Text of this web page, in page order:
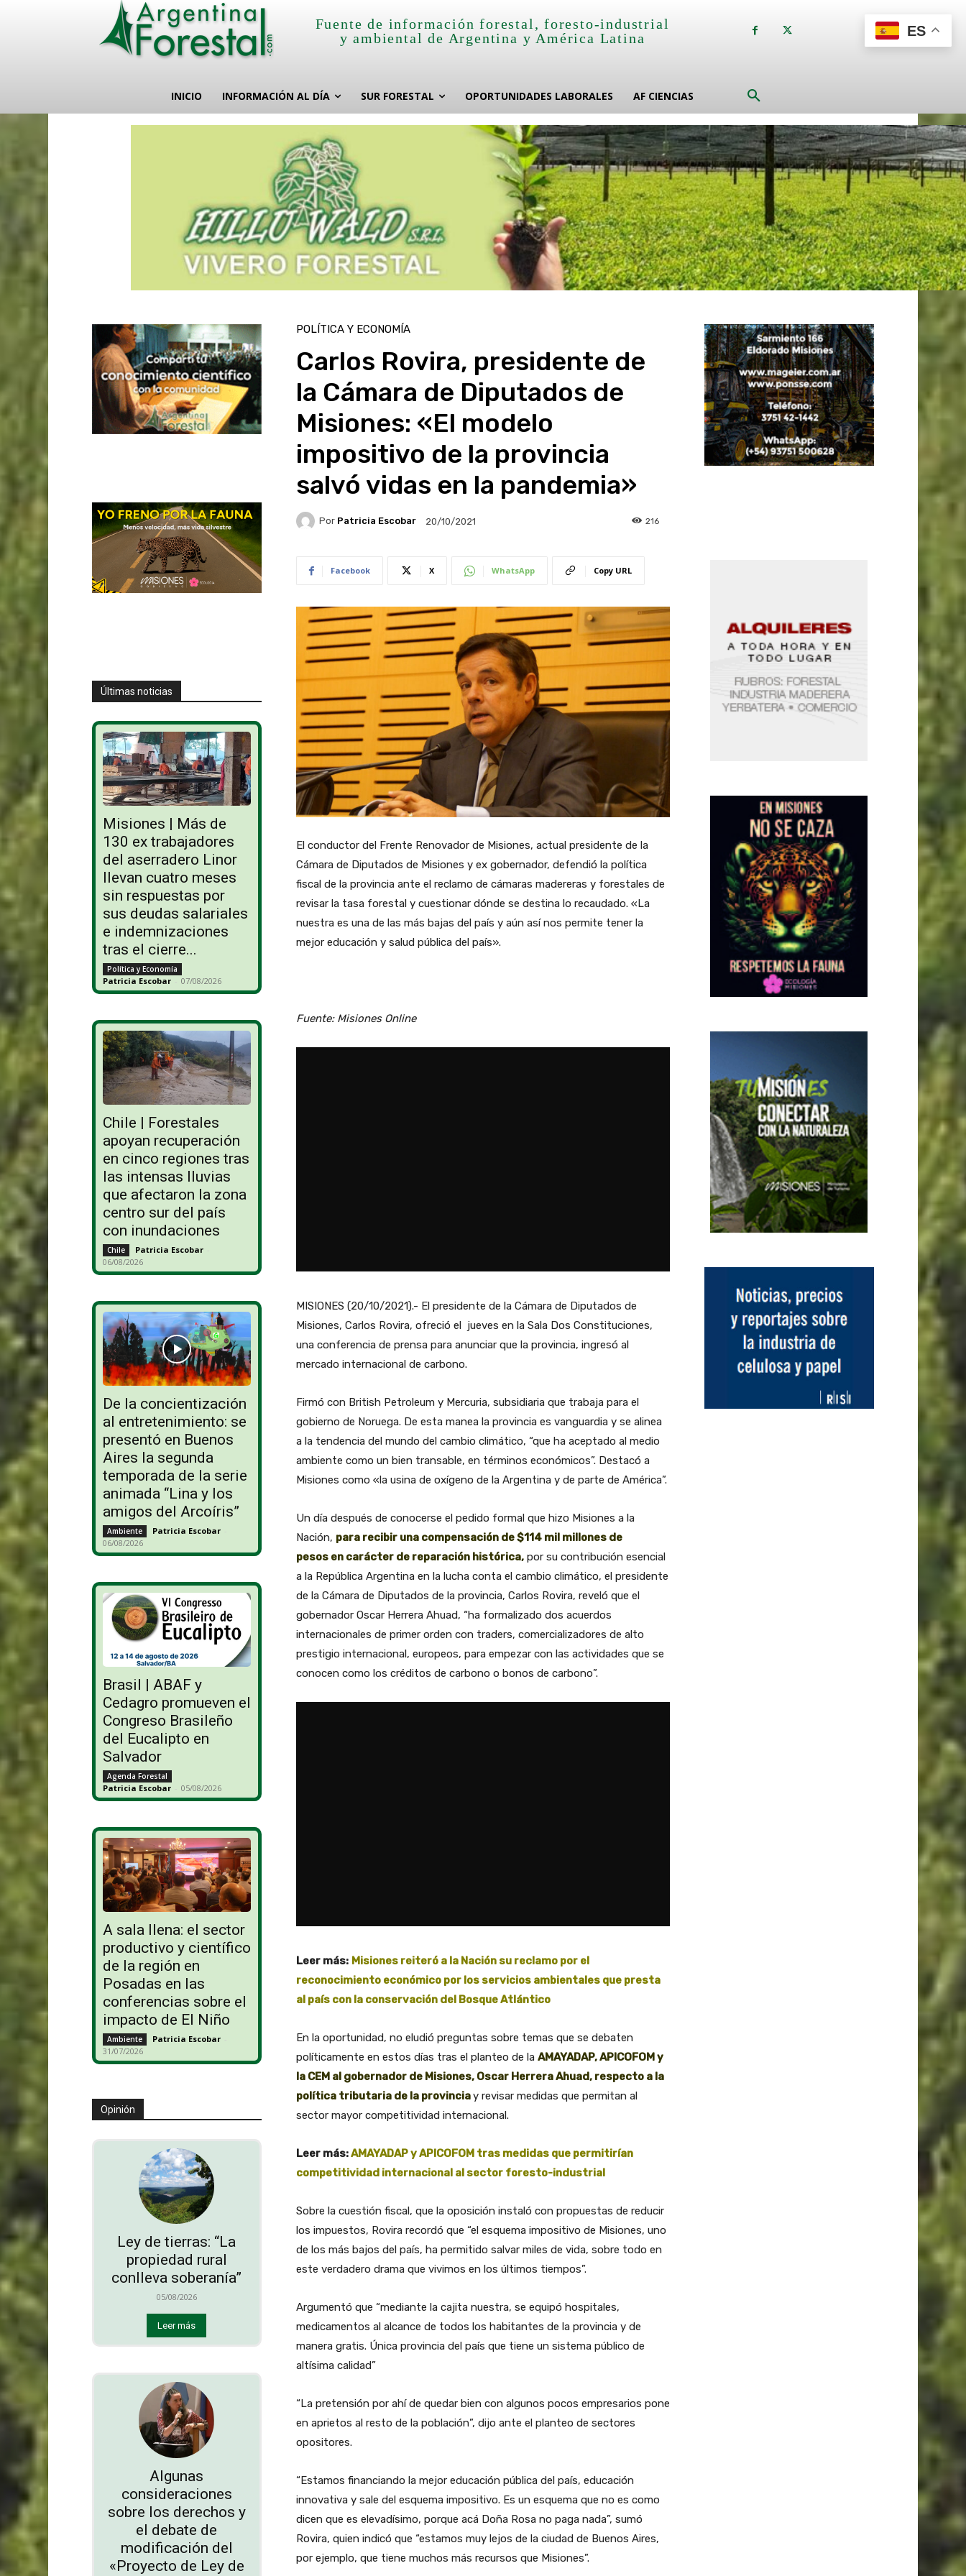
Fuente de información forestal, foresto-industrial
y ambiental de Argentina y América Latina
INICIO INFORMACIÓN AL DÍA SUR FORESTAL OPORTUNIDADES LABORALES AF CIENCIAS
Últimas noticias
Misiones | Más de
130 ex trabajadores
del aserradero Linor
llevan cuatro meses
sin respuestas por
sus deudas salariales
e indemnizaciones
tras el cierre...
Política y Economía
Patricia Escobar - 07/08/2026
Chile | Forestales
apoyan recuperación
en cinco regiones tras
las intensas lluvias
que afectaron la zona
centro sur del país
con inundaciones
Chile Patricia Escobar -
06/08/2026
De la concientización
al entretenimiento: se
presentó en Buenos
Aires la segunda
temporada de la serie
animada “Lina y los
amigos del Arcoíris”
Ambiente Patricia Escobar -
06/08/2026
Brasil | ABAF y
Cedagro promueven el
Congreso Brasileño
del Eucalipto en
Salvador
Agenda Forestal
Patricia Escobar - 05/08/2026
A sala llena: el sector
productivo y científico
de la región en
Posadas en las
conferencias sobre el
impacto de El Niño
Ambiente Patricia Escobar -
31/07/2026
Opinión
Ley de tierras: “La
propiedad rural
conlleva soberanía”
05/08/2026
Leer más
Algunas
consideraciones
sobre los derechos y
el debate de
modificación del
«Proyecto de Ley de
POLÍTICA Y ECONOMÍA
Carlos Rovira, presidente de
la Cámara de Diputados de
Misiones: «El modelo
impositivo de la provincia
salvó vidas en la pandemia»
Por Patricia Escobar 20/10/2021 216
Facebook X WhatsApp Copy URL
El conductor del Frente Renovador de Misiones, actual presidente de la
Cámara de Diputados de Misiones y ex gobernador, defendió la política
fiscal de la provincia ante el reclamo de cámaras madereras y forestales de
revisar la tasa forestal y cuestionar dónde se destina lo recaudado. «La
nuestra es una de las más bajas del país y aún así nos permite tener la
mejor educación y salud pública del país».
Fuente: Misiones Online
MISIONES (20/10/2021).- El presidente de la Cámara de Diputados de
Misiones, Carlos Rovira, ofreció el jueves en la Sala Dos Constituciones,
una conferencia de prensa para anunciar que la provincia, ingresó al
mercado internacional de carbono.
Firmó con British Petroleum y Mercuria, subsidiaria que trabaja para el
gobierno de Noruega. De esta manea la provincia es vanguardia y se alinea
a la tendencia del mundo del cambio climático, “que ha aceptado al medio
ambiente como un bien transable, en términos económicos”. Destacó a
Misiones como «la usina de oxígeno de la Argentina y de parte de América”.
Un día después de conocerse el pedido formal que hizo Misiones a la
Nación, para recibir una compensación de $114 mil millones de
pesos en carácter de reparación histórica,por su contribución esencial
a la República Argentina en la lucha conta el cambio climático, el presidente
de la Cámara de Diputados de la provincia, Carlos Rovira, reveló que el
gobernador Oscar Herrera Ahuad, “ha formalizado dos acuerdos
internacionales de primer orden con traders, comercializadores de alto
prestigio internacional, europeos, para empezar con las actividades que se
conocen como los créditos de carbono o bonos de carbono”.
Leer más: Misiones reiteró a la Nación su reclamo por el
reconocimiento económico por los servicios ambientales que presta
al país con la conservación del Bosque Atlántico
En la oportunidad, no eludió preguntas sobre temas que se debaten
políticamente en estos días tras el planteo de la AMAYADAP, APICOFOM y
la CEM al gobernador de Misiones, Oscar Herrera Ahuad, respecto a la
política tributaria de la provinciay revisar medidas que permitan al
sector mayor competitividad internacional.
Leer más:AMAYADAP y APICOFOM tras medidas que permitirían
competitividad internacional al sector foresto-industrial
Sobre la cuestión fiscal, que la oposición instaló con propuestas de reducir
los impuestos, Rovira recordó que “el esquema impositivo de Misiones, uno
de los más bajos del país, ha permitido salvar miles de vida, sobre todo en
este verdadero drama que vivimos en los últimos tiempos”.
Argumentó que “mediante la cajita nuestra, se equipó hospitales,
medicamentos al alcance de todos los habitantes de la provincia y de
manera gratis. Única provincia del país que tiene un sistema público de
altísima calidad”
“La pretensión por ahí de quedar bien con algunos pocos empresarios pone
en aprietos al resto de la población”, dijo ante el planteo de sectores
opositores.
“Estamos financiando la mejor educación pública del país, educación
innovativa y sale del esquema impositivo. Es un esquema que no es como
dicen que es elevadísimo, porque acá Doña Rosa no paga nada”, sumó
Rovira, quien indicó que “estamos muy lejos de la ciudad de Buenos Aires,
por ejemplo, que tiene muchos más recursos que Misiones”.
ES